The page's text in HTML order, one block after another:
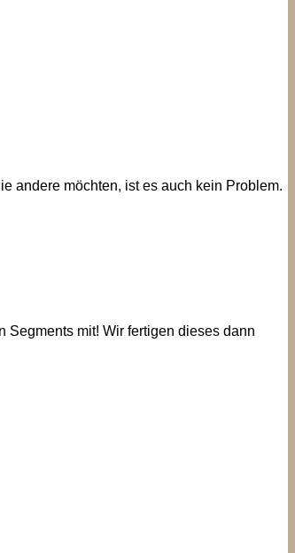
andere möchten, ist es auch kein Problem.
mit! Wir fertigen dieses dann